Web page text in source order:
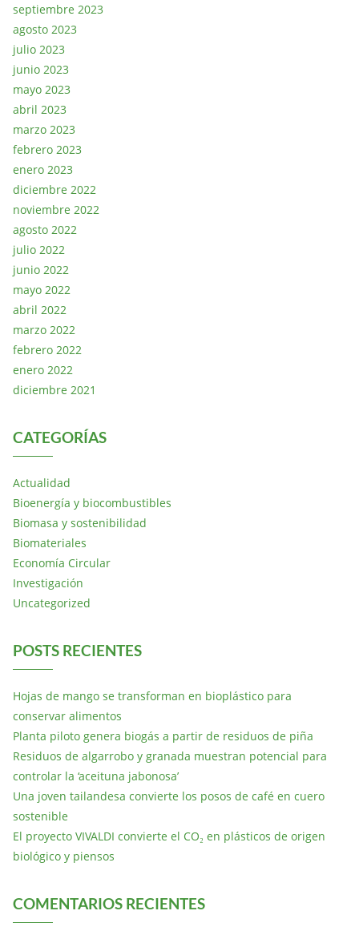
septiembre 2023
agosto 2023
julio 2023
junio 2023
mayo 2023
abril 2023
marzo 2023
febrero 2023
enero 2023
diciembre 2022
noviembre 2022
agosto 2022
julio 2022
junio 2022
mayo 2022
abril 2022
marzo 2022
febrero 2022
enero 2022
diciembre 2021
CATEGORÍAS
Actualidad
Bioenergía y biocombustibles
Biomasa y sostenibilidad
Biomateriales
Economía Circular
Investigación
Uncategorized
POSTS RECIENTES
Hojas de mango se transforman en bioplástico para
conservar alimentos
Planta piloto genera biogás a partir de residuos de piña
Residuos de algarrobo y granada muestran potencial para
controlar la ‘aceituna jabonosa’
Una joven tailandesa convierte los posos de café en cuero
sostenible
El proyecto VIVALDI convierte el CO₂ en plásticos de origen
biológico y piensos
COMENTARIOS RECIENTES